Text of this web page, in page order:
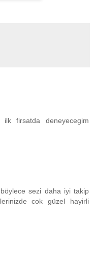
firsatda deneyecegim
sezi daha iyi takip
cok güzel hayirli